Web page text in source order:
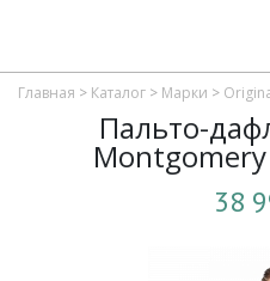
Главная > Каталог > Марки >
Пальто-
Montgomery
38